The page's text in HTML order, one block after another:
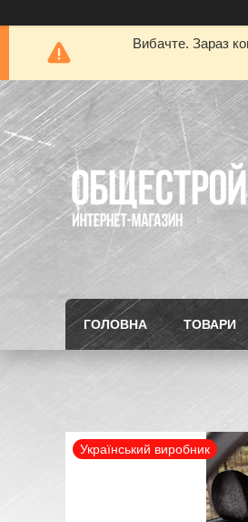
Вибачте. Зараз
ГОЛОВНА ТОВАРИ
Український виробник